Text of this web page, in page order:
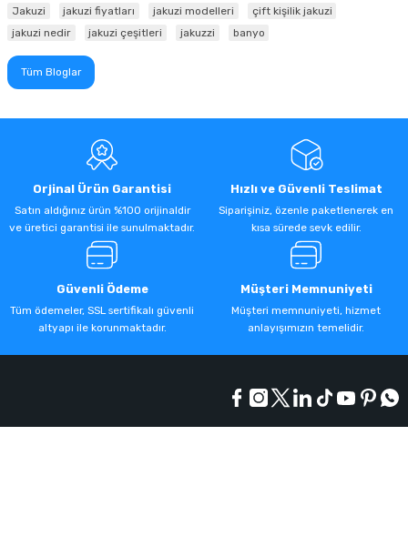
Jakuzi jakuzi fiyatları jakuzi modelleri
çift kişilik jakuzi
jakuzi nedir
jakuzi çeşitleri jakuzzi banyo
Tüm Bloglar
Orjinal Ürün Garantisi
Satın aldığınız ürün %100 orijinaldir
ve üretici garantisi ile sunulmaktadır.
Hızlı ve Güvenli Teslimat
Siparişiniz, özenle paketlenerek en
kısa sürede sevk edilir.
Güvenli Ödeme
Tüm ödemeler, SSL sertifikalı güvenli
altyapı ile korunmaktadır.
Müşteri Memnuniyeti
Müşteri memnuniyeti, hizmet
anlayışımızın temelidir.